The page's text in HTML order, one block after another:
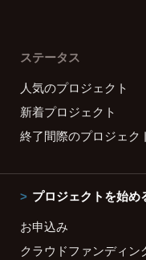
ステータス
人気のプロジェクト
新着プロジェクト
終了間際のプロジェク
プロジェクトを始め
お申込み
クラウドファンディン